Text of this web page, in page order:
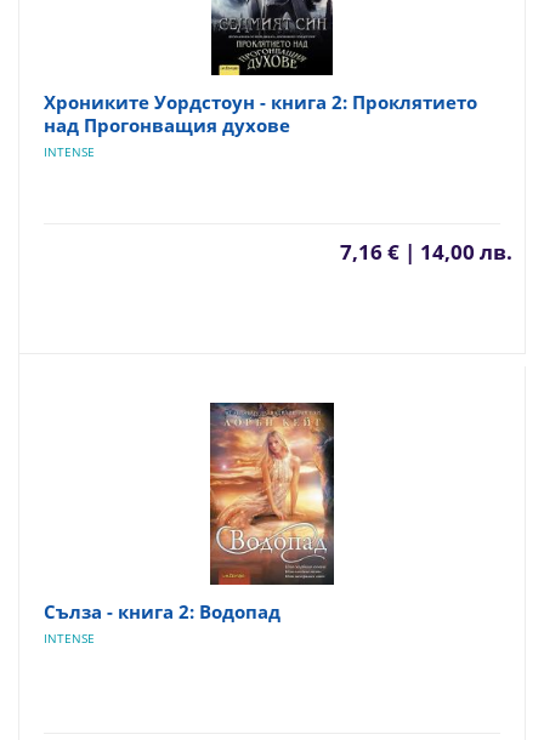
Хрониките Уордстоун - книга 2: Проклятието
над Прогонващия духове
INTENSE
7,16 € | 14,00 лв.
Сълза - книга 2: Водопад
INTENSE